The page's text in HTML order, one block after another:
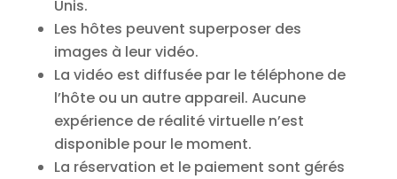
Unis.
Les hôtes peuvent superposer des
images à leur vidéo.
La vidéo est diffusée par le téléphone de
l’hôte ou un autre appareil. Aucune
expérience de réalité virtuelle n’est
disponible pour le moment.
La réservation et le paiement sont gérés